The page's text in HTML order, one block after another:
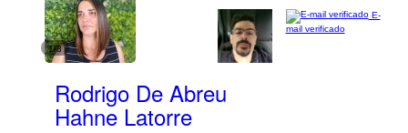
1/8
Rodrigo De Abreu
Hahne Latorre
E-
mail verificado